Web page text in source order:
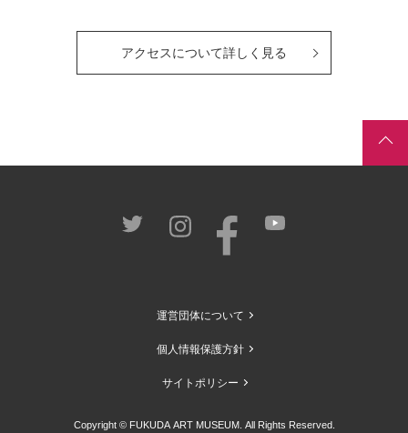
アクセスについて詳しく見る
運営団体について
個人情報保護方針
サイトポリシー
Copyright © FUKUDA ART MUSEUM. All Rights Reserved.